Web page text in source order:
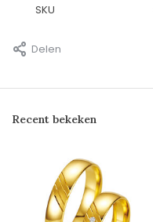
SKU
Delen
Recent bekeken